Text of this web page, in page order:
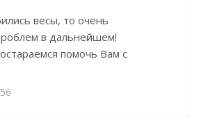
весы, то очень
в дальнейшем!
помочь Вам с